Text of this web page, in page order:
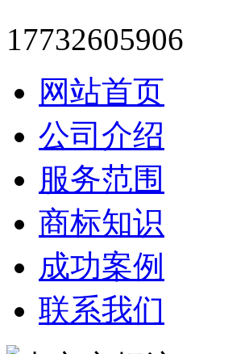
17732605906
网站首页
公司介绍
服务范围
商标知识
成功案例
联系我们